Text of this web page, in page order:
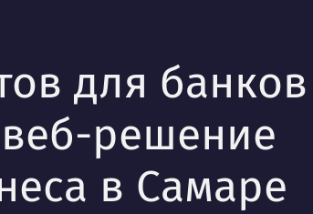
для банков
решение
в Самаре